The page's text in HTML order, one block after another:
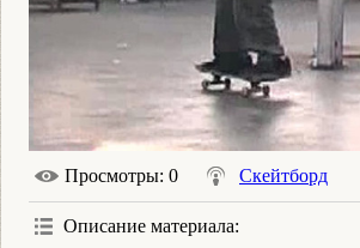
Просмотры: 0 Скейтборд
Описание материала: